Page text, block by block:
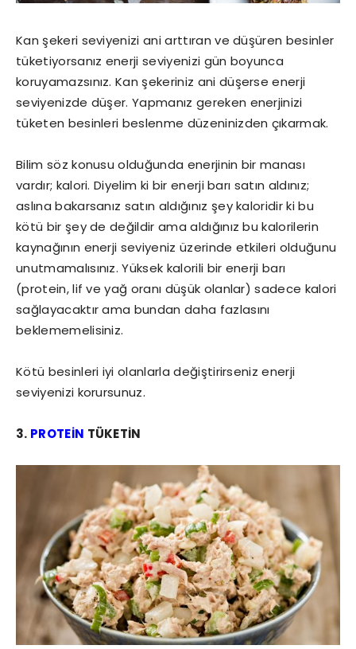
Kan şekeri seviyenizi ani arttıran ve düşüren besinler
tüketiyorsanız enerji seviyenizi gün boyunca
koruyamazsınız. Kan şekeriniz ani düşerse enerji
seviyenizde düşer. Yapmanız gereken enerjinizi
tüketen besinleri beslenme düzeninizden çıkarmak.
Bilim söz konusu olduğunda enerjinin bir manası
vardır; kalori. Diyelim ki bir enerji barı satın aldınız;
aslına bakarsanız satın aldığınız şey kaloridir ki bu
kötü bir şey de değildir ama aldığınız bu kalorilerin
kaynağının enerji seviyeniz üzerinde etkileri olduğunu
unutmamalısınız. Yüksek kalorili bir enerji barı
(protein, lif ve yağ oranı düşük olanlar) sadece kalori
sağlayacaktır ama bundan daha fazlasını
beklememelisiniz.
Kötü besinleri iyi olanlarla değiştirirseniz enerji
seviyenizi korursunuz.
3. PROTEİN TÜKETİN